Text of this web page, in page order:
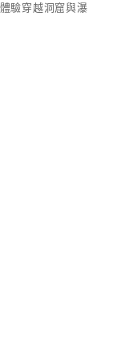
驗穿越洞窟與瀑